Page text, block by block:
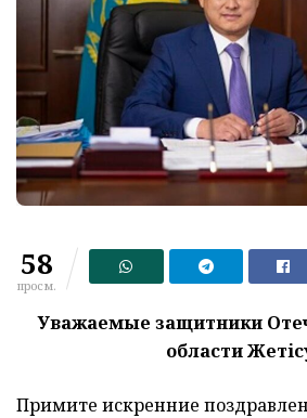
58
просм.
Уважаемые защитники
области
Примите искренние